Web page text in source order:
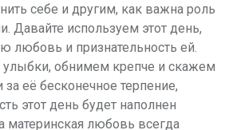
себе и другим, как важна роль
используем этот день,
любовь и признательность ей.
улыбки, обнимем крепче и скажем
за её бесконечное терпение,
этот день будет наполнен
материнская любовь всегда